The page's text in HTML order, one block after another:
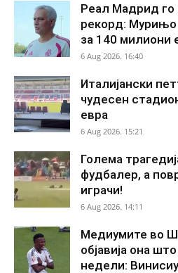
Реал Мадрид го
рекорд:
за 140 милиони
6 Aug 2026. 16:40
Италијански
чудесен
евра
6 Aug 2026. 15:21
Голема
фудбалер, а
играчи!
6 Aug 2026. 14:11
Медиумите во
објавија она
недели: